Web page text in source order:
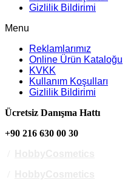
Gizlilik Bildirimi
Menu
Reklamlarımız
Online Ürün Kataloğu
KVKK
Kullanım Koşulları
Gizlilik Bildirimi
Ücretsiz Danışma Hattı
+90 216 630 00 30